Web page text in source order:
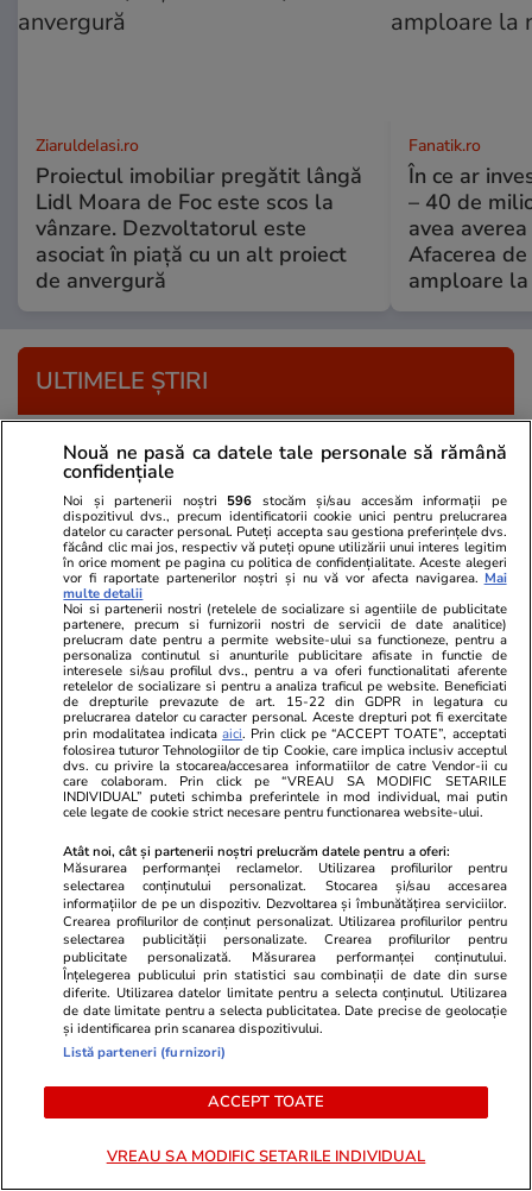
ZiaruldeIasi.ro
Proiectul imobiliar pregătit lângă
Lidl Moara de Foc este scos la
vânzare. Dezvoltatorul este
asociat în piață cu un alt proiect
de anvergură
Fanatik.ro
În ce ar
– 40 de
avea
Afacerea
amploare
ULTIMELE ȘTIRI
Știri Externe 18:37
Ucraina va cheltui fonduri europene pentru a
cumpăra piese pentru drone din China
Știri Externe 18:35
UE va exclude o categorie de ucraineni din
programul de protecție temporară pentru
refugiați
Știri Externe 18:34
„Toate semnele indică doar război, război,
război”. Garry Kasparov avertizează că
Vladimir Putin pregătește o provocare directă
la granițele NATO
Știri Locale 17:48
Mobilizare internațională pentru Oradea Pride:
126 de organizații îi cer lui Florin Birta să
permită marșul
Nouă ne pasă ca datele tale personale să rămână
confidențiale
Noi și partenerii noștri 596 stocăm și/sau accesăm informații pe
dispozitivul dvs., precum identificatorii cookie unici pentru prelucrarea
datelor cu caracter personal. Puteți accepta sau gestiona preferințele dvs.
făcând clic mai jos, respectiv vă puteți opune utilizării unui interes legitim
în orice moment pe pagina cu politica de confidențialitate. Aceste alegeri
vor fi raportate partenerilor noștri și nu vă vor afecta navigarea. Mai
multe detalii
Noi si partenerii nostri (retelele de socializare si agentiile de publicitate
partenere, precum si furnizorii nostri de servicii de date analitice)
prelucram date pentru a permite website-ului sa functioneze, pentru a
personaliza continutul si anunturile publicitare afisate in functie de
interesele si/sau profilul dvs., pentru a va oferi functionalitati aferente
retelelor de socializare si pentru a analiza traficul pe website. Beneficiati
de drepturile prevazute de art. 15-22 din GDPR in legatura cu
prelucrarea datelor cu caracter personal. Aceste drepturi pot fi exercitate
prin modalitatea indicataaici. Prin click pe “ACCEPT TOATE”, acceptati
folosirea tuturor Tehnologiilor de tip Cookie, care implica inclusiv acceptul
dvs. cu privire la stocarea/accesarea informatiilor de catre Vendor-ii cu
care colaboram. Prin click pe “VREAU SA MODIFIC SETARILE
INDIVIDUAL” puteti schimba preferintele in mod individual, mai putin
cele legate de cookie strict necesare pentru functionarea website-ului.
Atât noi, cât și partenerii noștri prelucrăm datele pentru a oferi:
Măsurarea performanței reclamelor. Utilizarea profilurilor pentru
selectarea conținutului personalizat. Stocarea și/sau accesarea
informațiilor de pe un dispozitiv. Dezvoltarea și îmbunătățirea serviciilor.
Crearea profilurilor de conținut personalizat. Utilizarea profilurilor pentru
selectarea publicității personalizate. Crearea profilurilor pentru
publicitate personalizată. Măsurarea performanței conținutului.
Înțelegerea publicului prin statistici sau combinații de date din surse
diferite. Utilizarea datelor limitate pentru a selecta conținutul. Utilizarea
de date limitate pentru a selecta publicitatea. Date precise de geolocație
și identificarea prin scanarea dispozitivului.
Listă parteneri (furnizori)
ACCEPT TOATE
VREAU SA MODIFIC SETARILE INDIVIDUAL